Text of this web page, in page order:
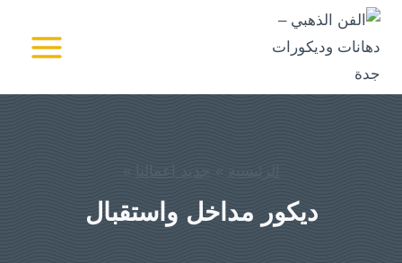
التجاوز
الرئيسية » جديد اعمالنا »
ديكور مداخل واستقبال